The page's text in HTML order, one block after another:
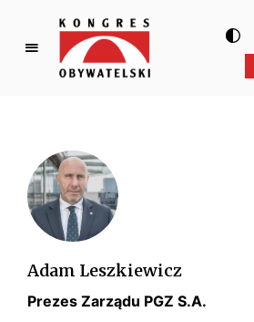
K
g
r
e
s
O
b
y
w
Adam Leszkiewicz
Prezes Zarządu PGZ S.A.